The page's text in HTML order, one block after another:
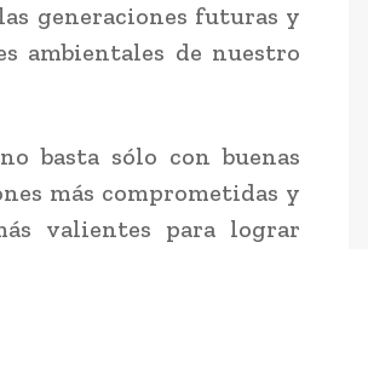
generaciones futuras y
ambientales de nuestro
basta sólo con buenas
más comprometidas y
valientes para lograr